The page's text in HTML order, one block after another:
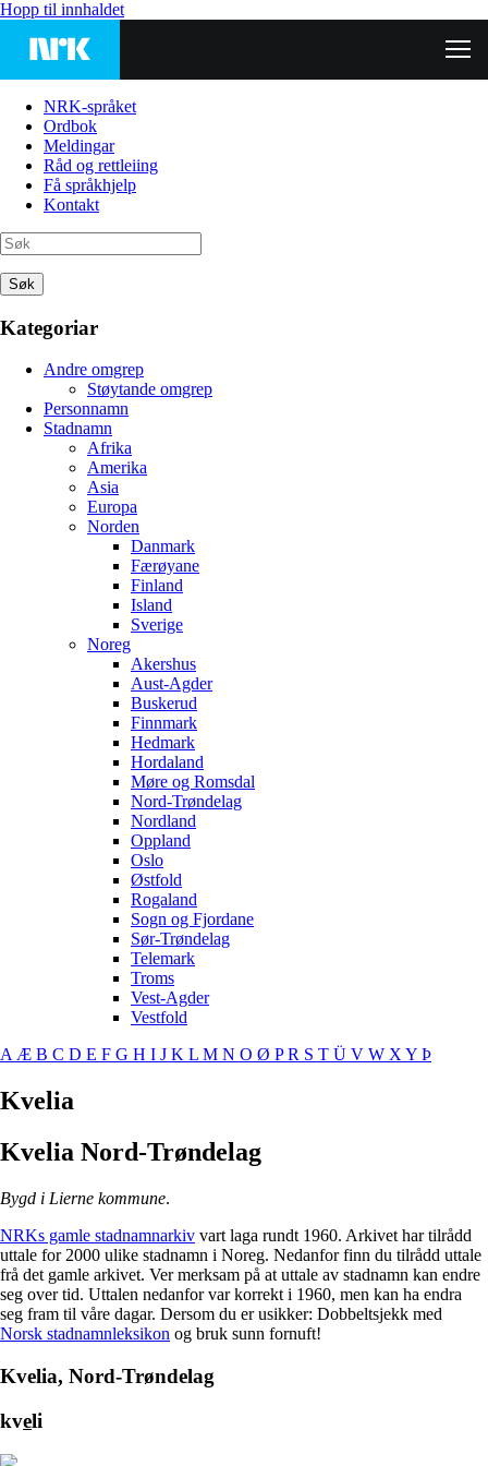
Hopp til innhaldet
NRK-språket
Ordbok
Meldingar
Råd og rettleiing
Få språkhjelp
Kontakt
Søk
Kategoriar
Andre omgrep
Støytande omgrep
Personnamn
Stadnamn
Afrika
Amerika
Asia
Europa
Norden
Danmark
Færøyane
Finland
Island
Sverige
Noreg
Akershus
Aust-Agder
Buskerud
Finnmark
Hedmark
Hordaland
Møre og Romsdal
Nord-Trøndelag
Nordland
Oppland
Oslo
Østfold
Rogaland
Sogn og Fjordane
Sør-Trøndelag
Telemark
Troms
Vest-Agder
Vestfold
AÆ B C D E F G H I J K L M N O Ø PR S T Ü V W XY Þ
Kvelia
Kvelia Nord-Trøndelag
Bygd i Lierne kommune.
NRKs gamle stadnamnarkiv vart laga rundt 1960. Arkivet har tilrådd
uttale for 2000 ulike stadnamn i Noreg. Nedanfor finn du tilrådd uttale
frå det gamle arkivet. Ver merksam på at uttale av stadnamn kan endre
seg over tid. Uttalen nedanfor var korrekt i 1960, men kan ha endra
seg fram til våre dagar. Dersom du er usikker: Dobbeltsjekk med
Norsk stadnamnleksikon og bruk sunn fornuft!
Kvelia, Nord-Trøndelag
kveli